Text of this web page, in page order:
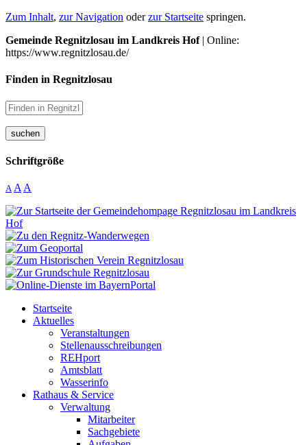
Zum Inhalt, zur Navigation oderzur Startseite springen.
Gemeinde Regnitzlosau im Landkreis Hof| Online:
https://www.regnitzlosau.de/
Finden in Regnitzlosau
suchen
Schriftgröße
A A A
Startseite
Aktuelles
Veranstaltungen
Stellenausschreibungen
REHport
Amtsblatt
Wasserinfo
Rathaus & Service
Verwaltung
Mitarbeiter
Sachgebiete